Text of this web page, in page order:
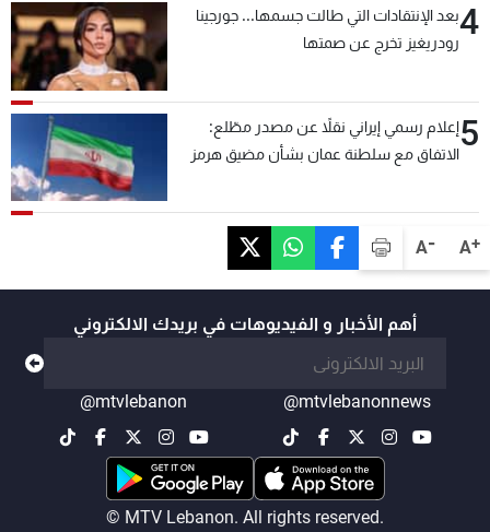
A+
A-
4بعد الإنتقادات التي طالت جسمها... جورجينا
رودريغيز تخرج عن صمتها
5إعلام رسمي إيراني نقلاً عن مصدر مطّلع:
الاتفاق مع سلطنة عمان بشأن مضيق هرمز
أهم الأخبار و الفيديوهات في بريدك الالكتروني
@mtvlebanonnews
@mtvlebanon
© MTV Lebanon. All rights reserved.